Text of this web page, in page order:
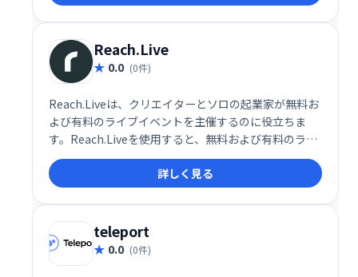
Reach.Live
0.0 (0件)
Reach.Liveは、クリエイターとソロの起業家が無料お
よび有料のライブイベントを主催するのに役立ちま
す。Reach.Liveを使用すると、無料および有料のライ
ブイベントを開催して、コミュニティをまとめること
ができます。
詳しく見る
teleport
0.0 (0件)